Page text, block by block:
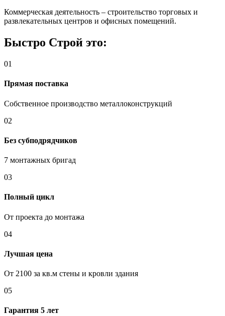
Коммерческая деятель­ность – строительство торговых и
развлека­тельных центров и офисных помещений.
Быстро Строй это:
01
Прямая поставка
Собственное производство металлоконструкций
02
Без субподрядчиков
7 монтажных бригад
03
Полный цикл
От проекта до монтажа
04
Лучшая цена
От 2100 за кв.м стены и кровли здания
05
Гарантия 5 лет